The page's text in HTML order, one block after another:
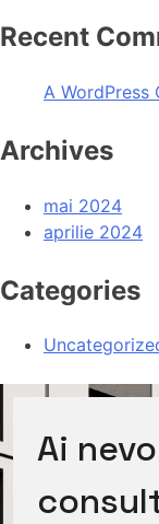
Recent
A WordPress
Archives
mai 2024
aprilie 2024
Categories
Ai